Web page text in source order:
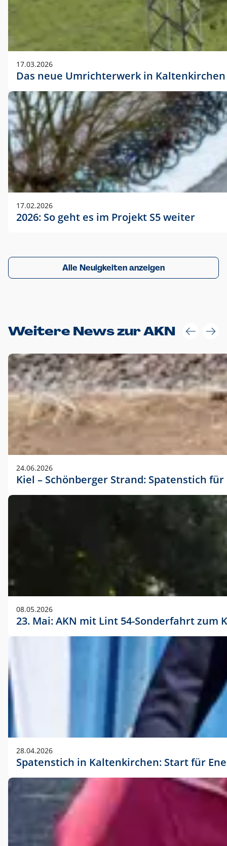
17.03.2026
Das neue Umrichterwerk in Kaltenkirchen
17.02.2026
2026: So geht es im Projekt S5 weiter
Alle Neuigkeiten anzeigen
Weitere News zur AKN
24.06.2026
Kiel – Schönberger Strand: Spatenstich
08.05.2026
23. Mai: AKN mit Lint 54-Sonderfahrt
28.04.2026
Spatenstich in Kaltenkirchen: Start für